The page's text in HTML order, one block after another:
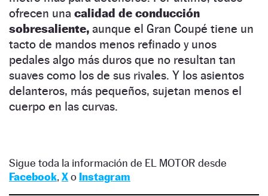
ofrecen una calidad de conducción
sobresaliente, aunque el Gran Coupé tiene un
tacto de mandos menos refinado y unos
pedales algo más duros que no resultan tan
suaves como los de sus rivales. Y los asientos
delanteros, más pequeños, sujetan menos el
cuerpo en las curvas.
Sigue toda la información de EL MOTOR desde
Facebook, Xo Instagram